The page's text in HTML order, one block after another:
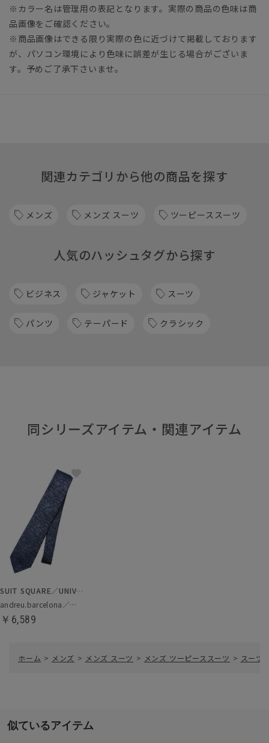
※カラー名は管理用の表記となります。実際の商品の色味は商
品画像をご確認ください。
※商品画像はできる限り実際の色に近づけて掲載しております
が、パソコン環境により色味に誤差が生じる場合がございま
す。予めご了承下さいませ。
関連カテゴリから他の商品を探す
メンズ メンズ スーツ ツーピーススーツ
人気のハッシュタグから探す
ビジネス ジャケット スーツ
パンツ テーパード クラシック
同シリーズアイテム・関連アイテム
SUIT SQUARE／UNIVERSAL LANGUAGE
andreu.barcelona／ネクタイ
￥6,589
ホーム > メンズ > メンズ スーツ > メンズ ツーピーススーツ > スーツ